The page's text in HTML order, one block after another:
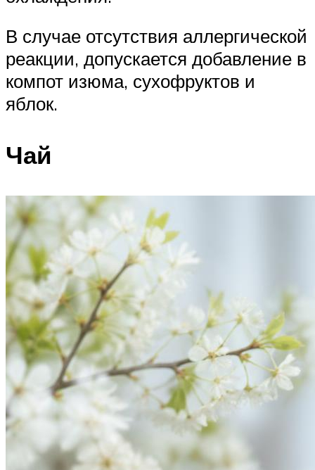
В случае отсутствия аллергической
реакции, допускается добавление в
компот изюма, сухофруктов и
яблок.
Чай